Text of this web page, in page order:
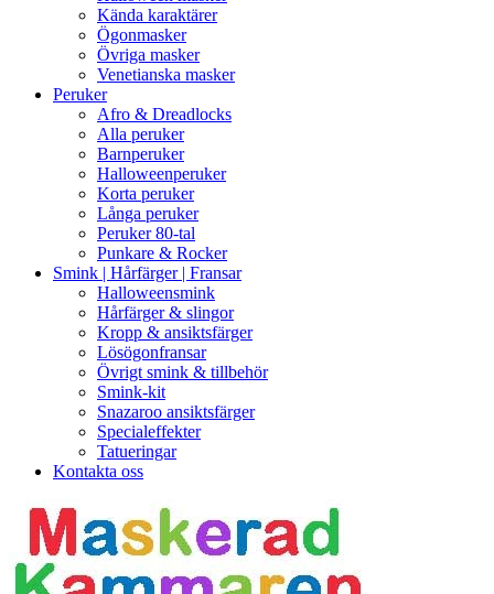
Kända karaktärer
Ögonmasker
Övriga masker
Venetianska masker
Peruker
Afro & Dreadlocks
Alla peruker
Barnperuker
Halloweenperuker
Korta peruker
Långa peruker
Peruker 80-tal
Punkare & Rocker
Smink | Hårfärger | Fransar
Halloweensmink
Hårfärger & slingor
Kropp & ansiktsfärger
Lösögonfransar
Övrigt smink & tillbehör
Smink-kit
Snazaroo ansiktsfärger
Specialeffekter
Tatueringar
Kontakta oss